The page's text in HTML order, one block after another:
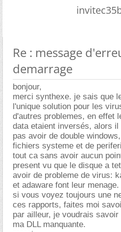
Re : message
demarrage
bonjour,
merci synthexe. je sais que
l'unique solution pour les
d'autres problemes, en effet
data etaient inversés, alors
pas avoir de double
fichiers systeme et de
tout ca sans avoir aucun
present vu que le disque a
avoir de probleme de virus:
et adaware font leur menage.
si vous voyez toujours une
ces rapports, faites moi
par ailleur, je voudrais
ma DLL manquante.